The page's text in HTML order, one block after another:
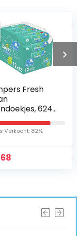
Fresh
624
(12 x
Ook
Verkocht: 82%